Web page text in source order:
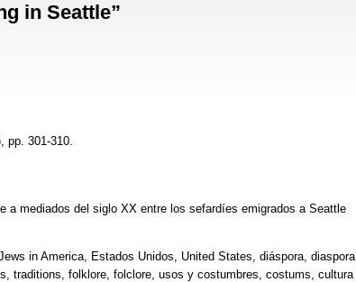
in Seattle”
pp. 301-310.
a mediados del siglo XX entre los sefardíes emigrados a Seattle
in America, Estados Unidos, United States, diáspora, diaspora,
traditions, folklore, folclore, usos y costumbres, costums, cultura